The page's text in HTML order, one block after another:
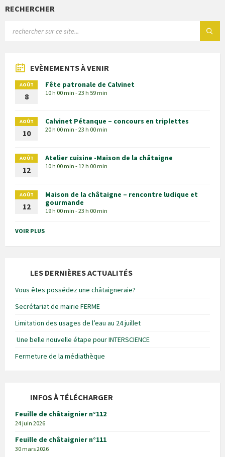
RECHERCHER
EVÈNEMENTS À VENIR
AOÛT
8
Fête patronale de Calvinet
10 h 00 min - 23 h 59 min
AOÛT
10
Calvinet Pétanque – concours en triplettes
20 h 00 min - 23 h 00 min
AOÛT
12
Atelier cuisine -Maison de la châtaigne
10 h 00 min - 12 h 00 min
AOÛT
12
Maison de la châtaigne – rencontre ludique et
gourmande
19 h 00 min - 23 h 00 min
VOIR PLUS
LES DERNIÈRES ACTUALITÉS
Vous êtes possédez une châtaigneraie?
Secrétariat de mairie FERME
Limitation des usages de l’eau au 24 juillet
Une belle nouvelle étape pour INTERSCIENCE
Fermeture de la médiathèque
INFOS À TÉLÉCHARGER
Feuille de châtaignier n°112
24 juin 2026
Feuille de châtaignier n°111
30 mars 2026